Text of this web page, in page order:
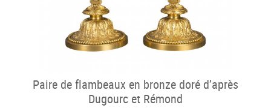
Paire de flambeaux en bronze doré d’après
Dugourc et Rémond